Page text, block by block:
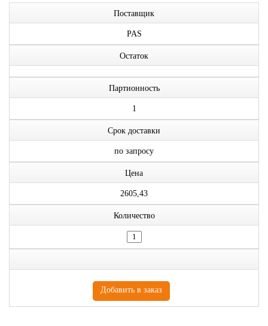
Поставщик
PAS
Остаток
Партионность
1
Срок доставки
по запросу
Цена
2605,43
Количество